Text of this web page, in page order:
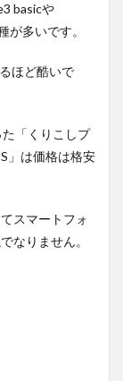
basicや
多いです。
ほど酷いで
「くりこしプ
」は価格は格安
スマートフォ
なりません。